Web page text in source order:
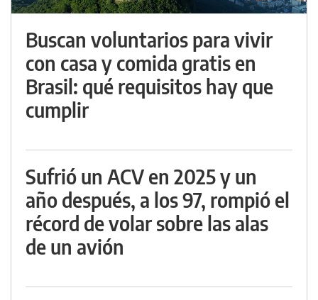
Buscan voluntarios para vivir
con casa y comida gratis en
Brasil: qué requisitos hay que
cumplir
Sufrió un ACV en 2025 y un
año después, a los 97, rompió el
récord de volar sobre las alas
de un avión